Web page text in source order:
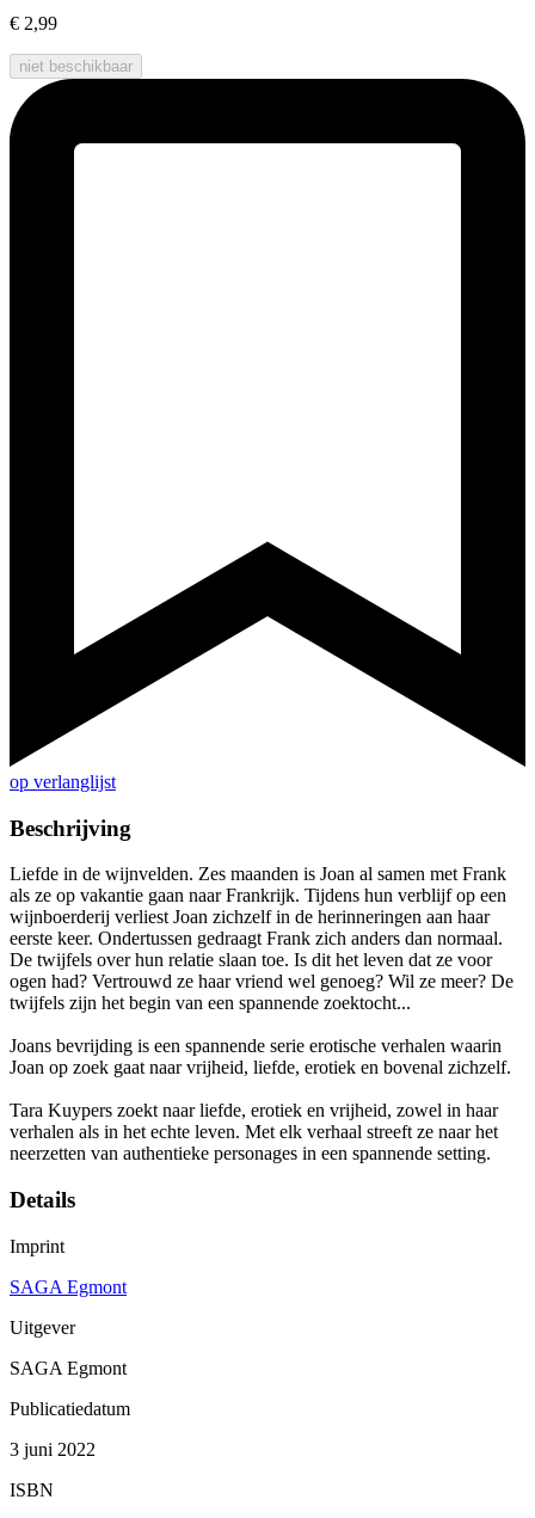
€ 2,99
niet beschikbaar
op verlanglijst
Beschrijving
Liefde in de wijnvelden. Zes maanden is Joan al samen met Frank
als ze op vakantie gaan naar Frankrijk. Tijdens hun verblijf op een
wijnboerderij verliest Joan zichzelf in de herinneringen aan haar
eerste keer. Ondertussen gedraagt Frank zich anders dan normaal.
De twijfels over hun relatie slaan toe. Is dit het leven dat ze voor
ogen had? Vertrouwd ze haar vriend wel genoeg? Wil ze meer? De
twijfels zijn het begin van een spannende zoektocht...
Joans bevrijding is een spannende serie erotische verhalen waarin
Joan op zoek gaat naar vrijheid, liefde, erotiek en bovenal zichzelf.
Tara Kuypers zoekt naar liefde, erotiek en vrijheid, zowel in haar
verhalen als in het echte leven. Met elk verhaal streeft ze naar het
neerzetten van authentieke personages in een spannende setting.
Details
Imprint
SAGA Egmont
Uitgever
SAGA Egmont
Publicatiedatum
3 juni 2022
ISBN